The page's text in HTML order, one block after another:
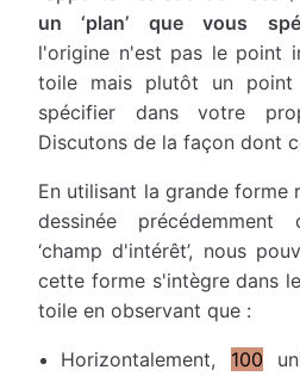
un ‘plan’ que vous
l'origine n'est pas le point
toile mais plutôt un point
spécifier dans votre
Discutons de la façon dont
En utilisant la grande forme
dessinée
‘champ d'intérêt’, nous
cette forme s'intègre dans
toile en observant que :
Horizontalement, 100